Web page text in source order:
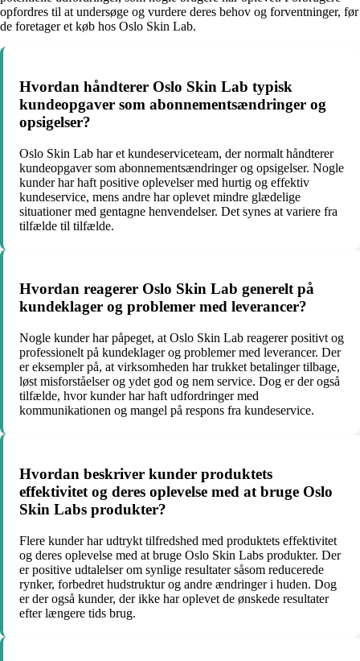
opfordres til at undersøge og vurdere deres behov og forventninger, før
de foretager et køb hos Oslo Skin Lab.
Hvordan håndterer Oslo Skin Lab typisk
kundeopgaver som abonnementsændringer og
opsigelser?
Oslo Skin Lab har et kundeserviceteam, der normalt håndterer
kundeopgaver som abonnementsændringer og opsigelser. Nogle
kunder har haft positive oplevelser med hurtig og effektiv
kundeservice, mens andre har oplevet mindre glædelige
situationer med gentagne henvendelser. Det synes at variere fra
tilfælde til tilfælde.
Hvordan reagerer Oslo Skin Lab generelt på
kundeklager og problemer med leverancer?
Nogle kunder har påpeget, at Oslo Skin Lab reagerer positivt og
professionelt på kundeklager og problemer med leverancer. Der
er eksempler på, at virksomheden har trukket betalinger tilbage,
løst misforståelser og ydet god og nem service. Dog er der også
tilfælde, hvor kunder har haft udfordringer med
kommunikationen og mangel på respons fra kundeservice.
Hvordan beskriver kunder produktets
effektivitet og deres oplevelse med at bruge Oslo
Skin Labs produkter?
Flere kunder har udtrykt tilfredshed med produktets effektivitet
og deres oplevelse med at bruge Oslo Skin Labs produkter. Der
er positive udtalelser om synlige resultater såsom reducerede
rynker, forbedret hudstruktur og andre ændringer i huden. Dog
er der også kunder, der ikke har oplevet de ønskede resultater
efter længere tids brug.